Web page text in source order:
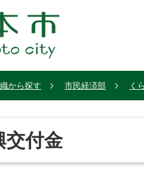
から探す 市民経済部 く
交付金